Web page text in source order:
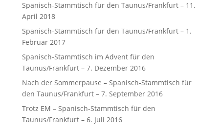
Spanisch-Stammtisch für den Taunus/Frankfurt – 11.
April 2018
Spanisch-Stammtisch für den Taunus/Frankfurt – 1.
Februar 2017
Spanisch-Stammtisch im Advent für den
Taunus/Frankfurt – 7. Dezember 2016
Nach der Sommerpause – Spanisch-Stammtisch für
den Taunus/Frankfurt – 7. September 2016
Trotz EM – Spanisch-Stammtisch für den
Taunus/Frankfurt – 6. Juli 2016